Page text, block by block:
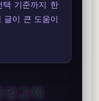
택 기준까지 한
이 큰 도움이
교체